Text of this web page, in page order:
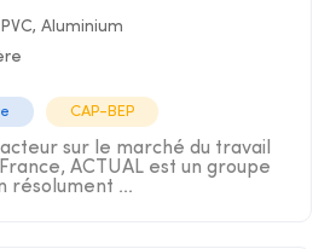
Aluminium
CAP-BEP
sur le marché du travail
ACTUAL est un groupe
résolument ...